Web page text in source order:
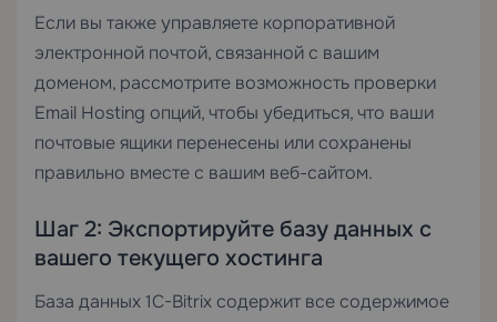
Если вы также управляете корпоративной
электронной почтой, связанной с вашим
доменом, рассмотрите возможность проверки
Email Hosting опций, чтобы убедиться, что ваши
почтовые ящики перенесены или сохранены
правильно вместе с вашим веб-сайтом.
Шаг 2: Экспортируйте базу данных с
вашего текущего хостинга
База данных 1C-Bitrix содержит все содержимое